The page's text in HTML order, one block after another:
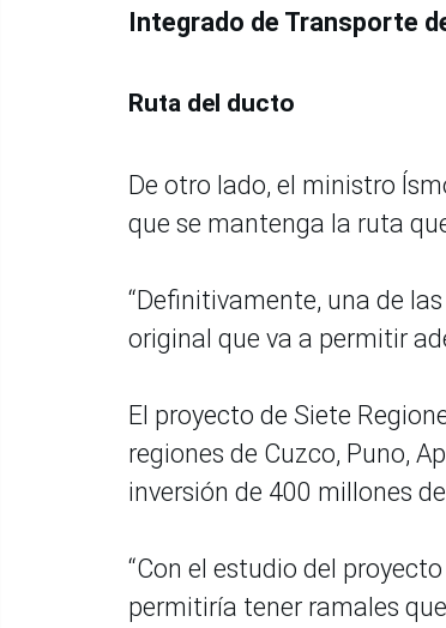
Integrado de Transporte
Ruta del ducto
De otro lado, el ministro
que se mantenga la ruta
“Definitivamente, una de
original que va a permitir
El proyecto de Siete
regiones de Cuzco, Puno,
inversión de 400 millones
“Con el estudio del
permitiría tener ramales